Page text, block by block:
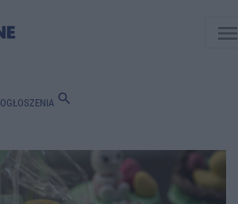
OGŁOSZENIA search